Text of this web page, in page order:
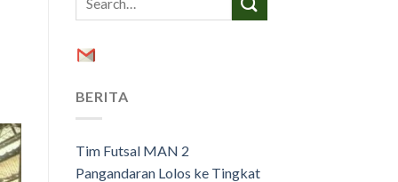
BERITA
Tim Futsal MAN 2
Pangandaran Lolos ke Tingkat